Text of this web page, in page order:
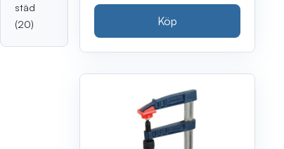
städ
(20)
Köp